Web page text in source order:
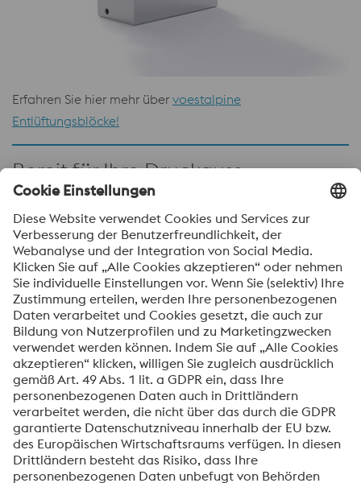
Erfahren Sie hier mehr über voestalpine
Entlüftungsblöcke!
Bereit für Ihre Druckguss-
Herausforderungen
In der heutigen Hochdruckgussindustrie ist die
Verbesserung der Gesamtanlageneffektivität (OEE) von
entscheidender Bedeutung. Die voestalpine Engineered
Products – Fin Filter und Entlüftungsblöcke – sind darauf
ausgelegt, die Zykluszeit, die Ausschussquote, die
Stillstandzeiten und den Wartungsaufwand zu reduzieren
und so die Produktivität und Prozesssicherheit zu
steigern.
Wenden Sie sich an unsere Experten, um zu erfahren, wie
Lösungen von voestalpine Ihre Gussprozesse verbessern
können.